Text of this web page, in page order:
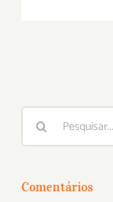
Buscar
resultados
Comentários